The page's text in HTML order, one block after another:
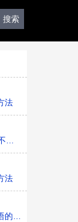
法
毫升
法
意思是什么